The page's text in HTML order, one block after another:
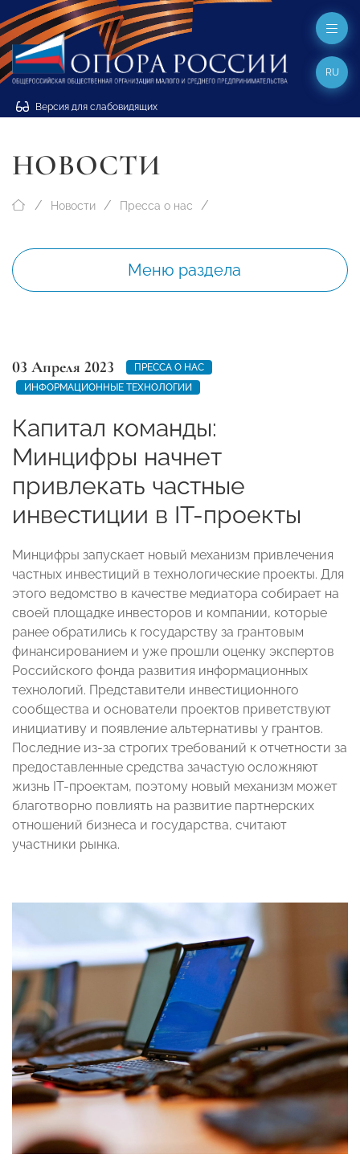
Версия для слабовидящих
RU
НОВОСТИ
Новости Пресса о нас
Меню раздела
03 Апреля 2023
ПРЕССА О НАС
ИНФОРМАЦИОННЫЕ ТЕХНОЛОГИИ
Капитал команды:
Минцифры начнет
привлекать частные
инвестиции в IT-проекты
Минцифры запускает новый механизм привлечения
частных инвестиций в технологические проекты. Для
этого ведомство в качестве медиатора собирает на
своей площадке инвесторов и компании, которые
ранее обратились к государству за грантовым
финансированием и уже прошли оценку экспертов
Российского фонда развития информационных
технологий. Представители инвестиционного
сообщества и основатели проектов приветствуют
инициативу и появление альтернативы у грантов.
Последние из-за строгих требований к отчетности за
предоставленные средства зачастую осложняют
жизнь IT-проектам, поэтому новый механизм может
благотворно повлиять на развитие партнерских
отношений бизнеса и государства, считают
участники рынка.